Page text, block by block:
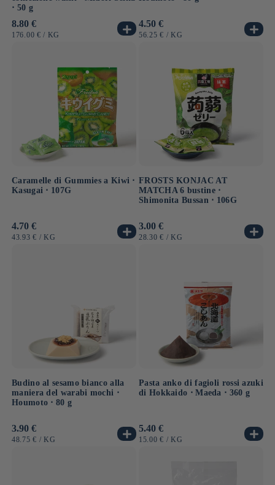
⋅ 50 g
Prezzo
di
8.80 €
PREZZO
176.00 € / PER
KG
Prezzo
di
4.50 €
PREZZO
56.25 € / PER
KG
Caramelle di Gummies a Kiwi ⋅
Kasugai ⋅ 107G
Prezzo
di
4.70 €
PREZZO
43.93 € / PER
KG
FROSTS KONJAC AT
MATCHA 6 bustine ⋅
Shimonita Bussan ⋅ 106G
Prezzo
di
3.00 €
PREZZO
28.30 € / PER
KG
Budino al sesamo bianco alla
maniera del warabi mochi ⋅
Houmoto ⋅ 80 g
Prezzo
di
3.90 €
PREZZO
48.75 € / PER
KG
Pasta anko di fagioli rossi azuki
di Hokkaido ⋅ Maeda ⋅ 360 g
Prezzo
di
5.40 €
PREZZO
15.00 € / PER
KG